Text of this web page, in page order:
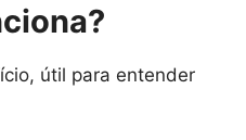
útil para entender